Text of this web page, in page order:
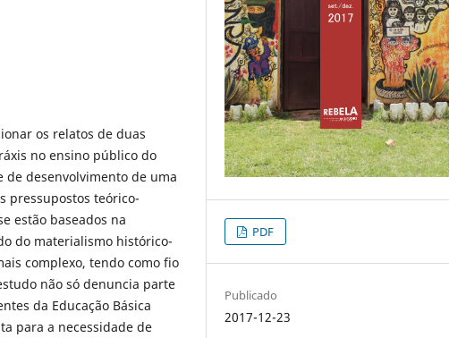
os relatos de duas
no ensino público do
de desenvolvimento de uma
pressupostos teórico-
estão baseados na
do materialismo histórico-
complexo, tendo como fio
não só denuncia parte
da Educação Básica
para a necessidade de
PDF
Publicado
2017-12-23